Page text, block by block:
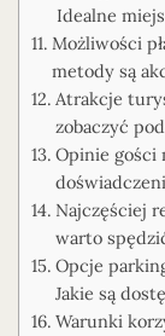
Idealne
Możliwości
metody są
Atrakcje
zobaczyć
Opinie gości
Najczęściej
warto
Opcje
Jakie są
Warunki